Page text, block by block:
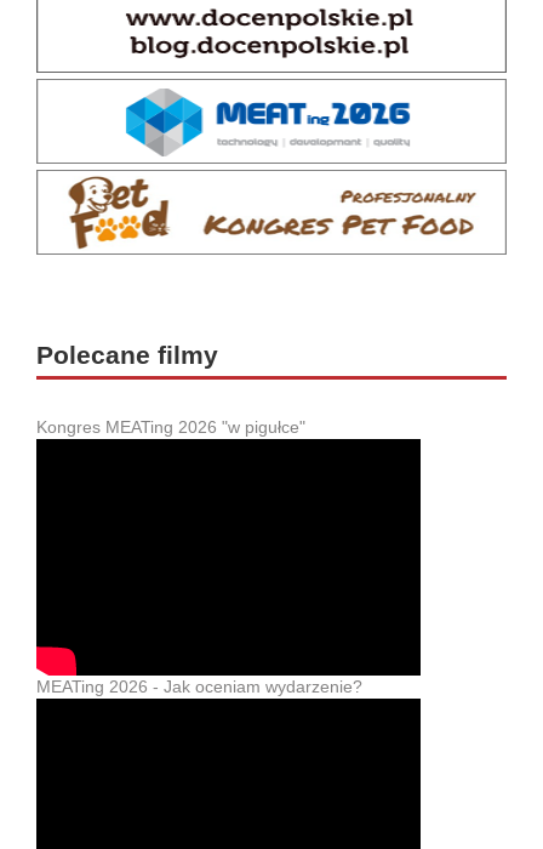
Polecane filmy
Kongres MEATing 2026 "w pigułce"
MEATing 2026 - Jak oceniam wydarzenie?